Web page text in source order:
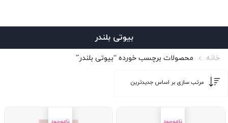
بیوتی بلندر
خانه محصولات برچسب خورده “بیوتی بلندر”